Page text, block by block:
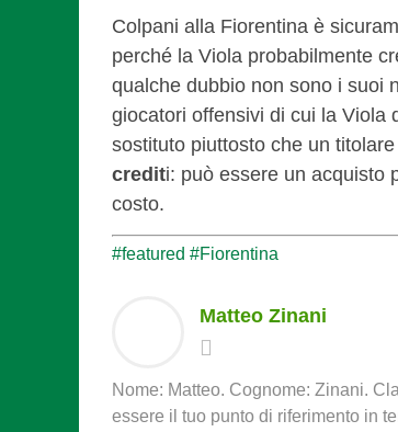
Colpani alla Fiorentina è
perché la Viola probabilmente
qualche dubbio non sono i suoi
giocatori offensivi di cui la Viola
sostituto piuttosto che un
crediti: può essere un acquisto
costo.
#featured #Fiorentina
Matteo Zinani
Nome: Matteo. Cognome: Zinani.
essere il tuo punto di riferimento in